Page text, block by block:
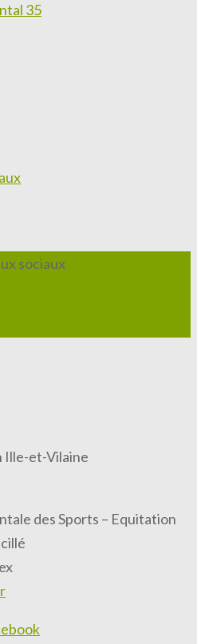
35
sociaux
Ille-et-Vilaine
des Sports – Equitation